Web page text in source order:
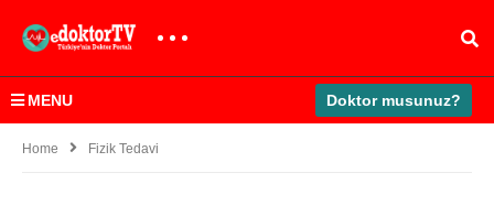
MENU Doktor musunuz?
Home Fizik Tedavi